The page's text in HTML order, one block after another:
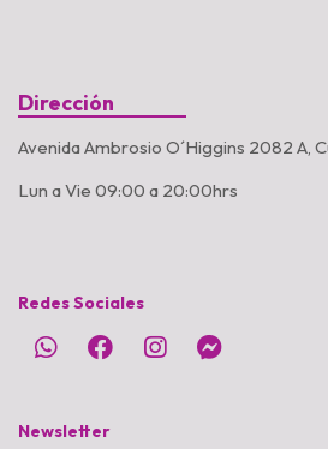
Dirección
Avenida Ambrosio O´Higgins 2082 A,
Lun a Vie 09:00 a 20:00hrs
Redes Sociales
Newsletter